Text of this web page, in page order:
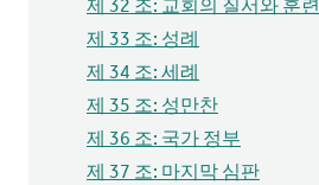
제 32 조: 교회의 질서와 훈련
제 33 조: 성례
제 34 조: 세례
제 35 조: 성만찬
제 36 조: 국가 정부
제 37 조: 마지막 심판